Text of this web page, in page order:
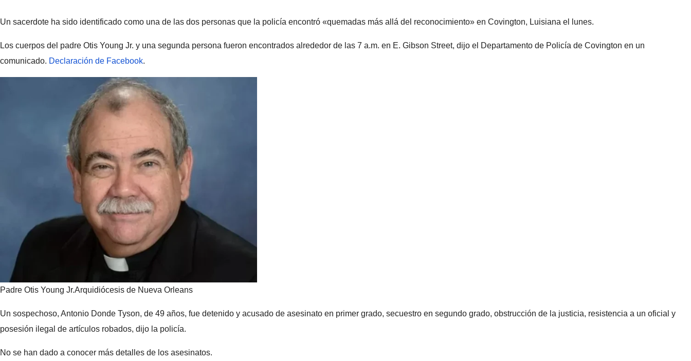
Un sacerdote ha sido identificado como una de las dos personas que la policía encontró «quemadas más allá del reconocimiento» en Covington, Luisiana el lunes.
Los cuerpos del padre Otis Young Jr. y una segunda persona fueron encontrados alrededor de las 7 a.m. en E. Gibson Street, dijo el Departamento de Policía de Covington en un
comunicado. Declaración de Facebook.
Padre Otis Young Jr.Arquidiócesis de Nueva Orleans
Un sospechoso, Antonio Donde Tyson, de 49 años, fue detenido y acusado de asesinato en primer grado, secuestro en segundo grado, obstrucción de la justicia, resistencia a un oficial y
posesión ilegal de artículos robados, dijo la policía.
No se han dado a conocer más detalles de los asesinatos.